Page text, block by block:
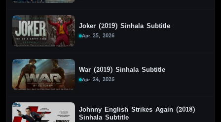
Joker (2019) Sinhala Subtitle
Apr 25, 2026
War (2019) Sinhala Subtitle
Apr 24, 2026
Johnny English Strikes Again (2018)
Sinhala Subtitle